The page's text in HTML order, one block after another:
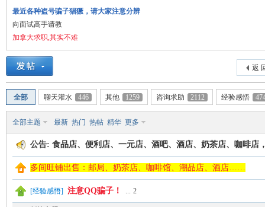
最近各种盗号骗子猖獗，请大家注意分辨
向面试高手请教
加拿大求职,其实不难
返
全部 聊天灌水 446 其他 1259 咨询求助 2112 经验感悟
全部主题 最新 热门 热帖 精华 更多
公告: 食品店、便利店、一元店、酒吧、酒店、奶茶店、咖啡店
多间旺铺出售：邮局、奶茶店、咖啡馆、潮品店、酒店……
[经验感悟] 注意QQ骗子！ ... 2